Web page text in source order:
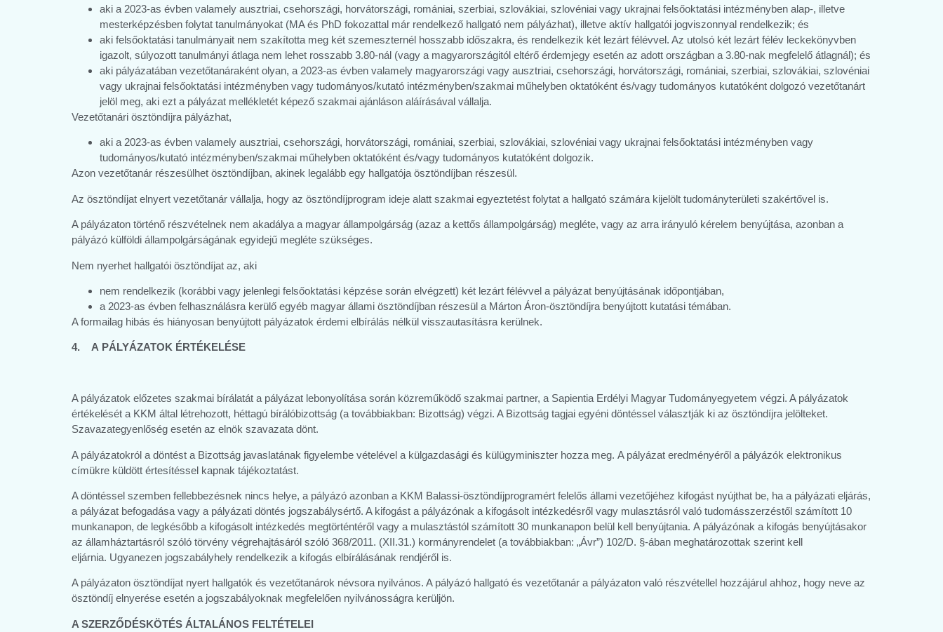
aki a 2023-as évben valamely ausztriai, csehországi, horvátországi, romániai, szerbiai, szlovákiai, szlovéniai vagy ukrajnai felsőoktatási intézményben alap-, illetve
mesterképzésben folytat tanulmányokat (MA és PhD fokozattal már rendelkező hallgató nem pályázhat), illetve aktív hallgatói jogviszonnyal rendelkezik; és
aki felsőoktatási tanulmányait nem szakította meg két szemeszternél hosszabb időszakra, és rendelkezik két lezárt félévvel. Az utolsó két lezárt félév leckekönyvben
igazolt, súlyozott tanulmányi átlaga nem lehet rosszabb 3.80-nál (vagy a magyarországitól eltérő érdemjegy esetén az adott országban a 3.80-nak megfelelő átlagnál); és
aki pályázatában vezetőtanáraként olyan, a 2023-as évben valamely magyarországi vagy ausztriai, csehországi, horvátországi, romániai, szerbiai, szlovákiai, szlovéniai
vagy ukrajnai felsőoktatási intézményben vagy tudományos/kutató intézményben/szakmai műhelyben oktatóként és/vagy tudományos kutatóként dolgozó vezetőtanárt
jelöl meg, aki ezt a pályázat mellékletét képező szakmai ajánláson aláírásával vállalja.
Vezetőtanári ösztöndíjra pályázhat,
aki a 2023-as évben valamely ausztriai, csehországi, horvátországi, romániai, szerbiai, szlovákiai, szlovéniai vagy ukrajnai felsőoktatási intézményben vagy
tudományos/kutató intézményben/szakmai műhelyben oktatóként és/vagy tudományos kutatóként dolgozik.
Azon vezetőtanár részesülhet ösztöndíjban, akinek legalább egy hallgatója ösztöndíjban részesül.
Az ösztöndíjat elnyert vezetőtanár vállalja, hogy az ösztöndíjprogram ideje alatt szakmai egyeztetést folytat a hallgató számára kijelölt tudományterületi szakértővel is.
A pályázaton történő részvételnek nem akadálya a magyar állampolgárság (azaz a kettős állampolgárság) megléte, vagy az arra irányuló kérelem benyújtása, azonban a
pályázó külföldi állampolgárságának egyidejű megléte szükséges.
Nem nyerhet hallgatói ösztöndíjat az, aki
nem rendelkezik (korábbi vagy jelenlegi felsőoktatási képzése során elvégzett) két lezárt félévvel a pályázat benyújtásának időpontjában,
a 2023-as évben felhasználásra kerülő egyéb magyar állami ösztöndíjban részesül a Márton Áron-ösztöndíjra benyújtott kutatási témában.
A formailag hibás és hiányosan benyújtott pályázatok érdemi elbírálás nélkül visszautasításra kerülnek.
4. A PÁLYÁZATOK ÉRTÉKELÉSE
A pályázatok előzetes szakmai bírálatát a pályázat lebonyolítása során közreműködő szakmai partner, a Sapientia Erdélyi Magyar Tudományegyetem végzi. A pályázatok
értékelését a KKM által létrehozott, héttagú bírálóbizottság (a továbbiakban: Bizottság) végzi. A Bizottság tagjai egyéni döntéssel választják ki az ösztöndíjra jelölteket.
Szavazategyenlőség esetén az elnök szavazata dönt.
A pályázatokról a döntést a Bizottság javaslatának figyelembe vételével a külgazdasági és külügyminiszter hozza meg. A pályázat eredményéről a pályázók elektronikus
címükre küldött értesítéssel kapnak tájékoztatást.
A döntéssel szemben fellebbezésnek nincs helye, a pályázó azonban a KKM Balassi-ösztöndíjprogramért felelős állami vezetőjéhez kifogást nyújthat be, ha a pályázati eljárás,
a pályázat befogadása vagy a pályázati döntés jogszabálysértő. A kifogást a pályázónak a kifogásolt intézkedésről vagy mulasztásról való tudomásszerzéstől számított 10
munkanapon, de legkésőbb a kifogásolt intézkedés megtörténtéről vagy a mulasztástól számított 30 munkanapon belül kell benyújtania. A pályázónak a kifogás benyújtásakor
az államháztartásról szóló törvény végrehajtásáról szóló 368/2011. (XII.31.) kormányrendelet (a továbbiakban: „Ávr”) 102/D. §-ában meghatározottak szerint kell
eljárnia. Ugyanezen jogszabályhely rendelkezik a kifogás elbírálásának rendjéről is.
A pályázaton ösztöndíjat nyert hallgatók és vezetőtanárok névsora nyilvános. A pályázó hallgató és vezetőtanár a pályázaton való részvétellel hozzájárul ahhoz, hogy neve az
ösztöndíj elnyerése esetén a jogszabályoknak megfelelően nyilvánosságra kerüljön.
A SZERZŐDÉSKÖTÉS ÁLTALÁNOS FELTÉTELEI